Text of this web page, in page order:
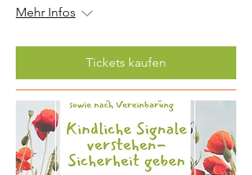
Mehr Infos
Tickets kaufen